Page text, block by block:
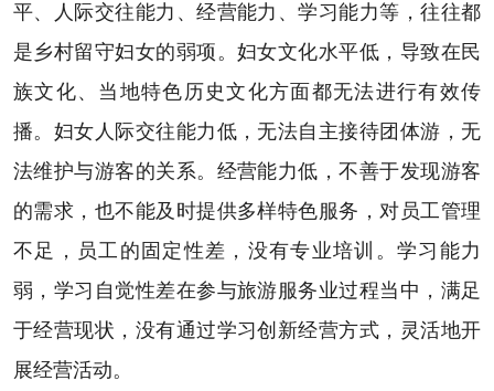
平、人际交往能力、经营能力、学习能力等，往往都
是乡村留守妇女的弱项。妇女文化水平低，导致在民
族文化、当地特色历史文化方面都无法进行有效传
播。妇女人际交往能力低，无法自主接待团体游，无
法维护与游客的关系。经营能力低，不善于发现游客
的需求，也不能及时提供多样特色服务，对员工管理
不足，员工的固定性差，没有专业培训。学习能力
弱，学习自觉性差在参与旅游服务业过程当中，满足
于经营现状，没有通过学习创新经营方式，灵活地开
展经营活动。